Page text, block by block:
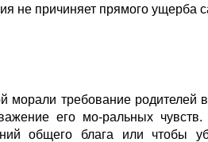
не причиняет прямого
морали требование
его мо-ральных
общего блага или чтобы